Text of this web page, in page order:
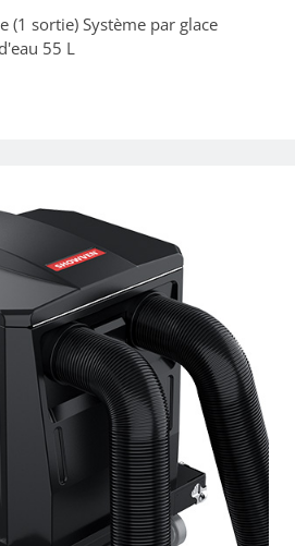
(1 sortie) Système par glace
55 L